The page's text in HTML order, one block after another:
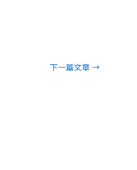
下一篇文章→